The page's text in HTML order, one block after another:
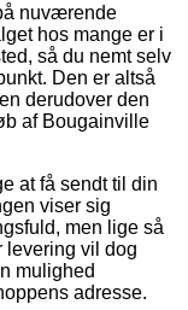
nuværende
hos mange er i
så du nemt selv
Den er altså
derudover den
af Bougainville
at få sendt til din
viser sig
men lige så
levering vil dog
mulighed
adresse.